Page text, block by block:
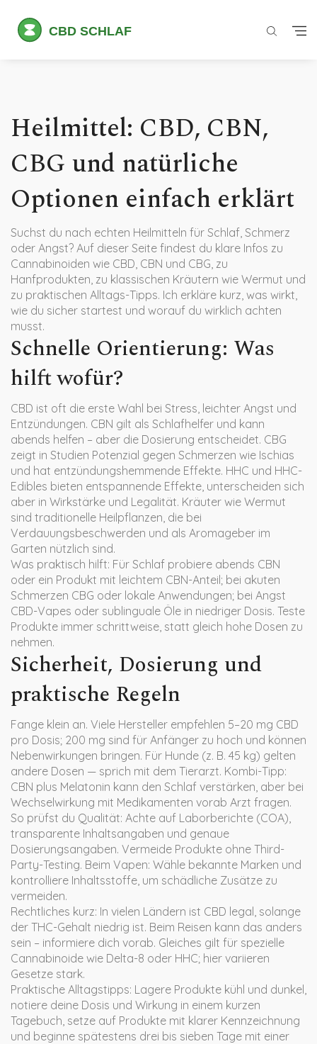
Heilmittel: CBD, CBN,
CBG und natürliche
Optionen einfach erklärt
Suchst du nach echten Heilmitteln für Schlaf, Schmerz
oder Angst? Auf dieser Seite findest du klare Infos zu
Cannabinoiden wie CBD, CBN und CBG, zu
Hanfprodukten, zu klassischen Kräutern wie Wermut und
zu praktischen Alltags-Tipps. Ich erkläre kurz, was wirkt,
wie du sicher startest und worauf du wirklich achten
musst.
Schnelle Orientierung: Was
hilft wofür?
CBD ist oft die erste Wahl bei Stress, leichter Angst und
Entzündungen. CBN gilt als Schlafhelfer und kann
abends helfen – aber die Dosierung entscheidet. CBG
zeigt in Studien Potenzial gegen Schmerzen wie Ischias
und hat entzündungshemmende Effekte. HHC und HHC-
Edibles bieten entspannende Effekte, unterscheiden sich
aber in Wirkstärke und Legalität. Kräuter wie Wermut
sind traditionelle Heilpflanzen, die bei
Verdauungsbeschwerden und als Aromageber im
Garten nützlich sind.
Was praktisch hilft: Für Schlaf probiere abends CBN
oder ein Produkt mit leichtem CBN-Anteil; bei akuten
Schmerzen CBG oder lokale Anwendungen; bei Angst
CBD-Vapes oder sublinguale Öle in niedriger Dosis. Teste
Produkte immer schrittweise, statt gleich hohe Dosen zu
nehmen.
Sicherheit, Dosierung und
praktische Regeln
Fange klein an. Viele Hersteller empfehlen 5–20 mg CBD
pro Dosis; 200 mg sind für Anfänger zu hoch und können
Nebenwirkungen bringen. Für Hunde (z. B. 45 kg) gelten
andere Dosen — sprich mit dem Tierarzt. Kombi-Tipp:
CBN plus Melatonin kann den Schlaf verstärken, aber bei
Wechselwirkung mit Medikamenten vorab Arzt fragen.
So prüfst du Qualität: Achte auf Laborberichte (COA),
transparente Inhaltsangaben und genaue
Dosierungsangaben. Vermeide Produkte ohne Third-
Party-Testing. Beim Vapen: Wähle bekannte Marken und
kontrolliere Inhaltsstoffe, um schädliche Zusätze zu
vermeiden.
Rechtliches kurz: In vielen Ländern ist CBD legal, solange
der THC-Gehalt niedrig ist. Beim Reisen kann das anders
sein – informiere dich vorab. Gleiches gilt für spezielle
Cannabinoide wie Delta-8 oder HHC; hier variieren
Gesetze stark.
Praktische Alltagstipps: Lagere Produkte kühl und dunkel,
notiere deine Dosis und Wirkung in einem kurzen
Tagebuch, setze auf Produkte mit klarer Kennzeichnung
und beginne spätestens drei bis sieben Tage mit einer